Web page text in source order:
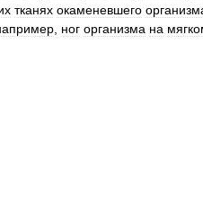
тканях окаменевшего
ног организма на